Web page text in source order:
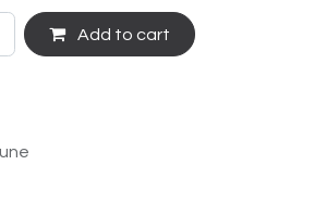
Add to cart